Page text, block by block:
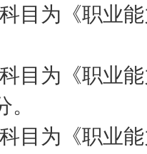
目为《职业
目为《职业
目为《职业